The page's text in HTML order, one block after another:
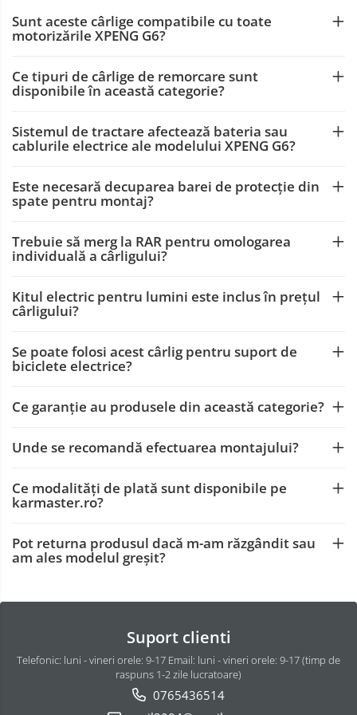
Carlige Land Rover
Carlige MAN
Carlige Mazda
Carlige MG
Carlige Mitsubishi
Carlige Omoda
Carlige Peugeot
Carlige Plymouth
Carlige Polestar
Carlige Porsche
Carlige Seat
Carlige Skoda
Carlige Subaru
Carlige Tesla
Carlige Toyota
Carlige Xpeng G6
Sunt aceste cârlige compatibile cu toate
motorizările XPENG G6?
Ce tipuri de cârlige de remorcare sunt
disponibile în această categorie?
Sistemul de tractare afectează bateria sau
cablurile electrice ale modelului XPENG G6?
Este necesară decuparea barei de protecție din
spate pentru montaj?
Trebuie să merg la RAR pentru omologarea
individuală a cârligului?
Kitul electric pentru lumini este inclus în prețul
cârligului?
Se poate folosi acest cârlig pentru suport de
biciclete electrice?
Ce garanție au produsele din această categorie?
Unde se recomandă efectuarea montajului?
Ce modalități de plată sunt disponibile pe
karmaster.ro?
Pot returna produsul dacă m-am răzgândit sau
am ales modelul greșit?
Suport clienti
Telefonic: luni - vineri orele: 9-17 Email: luni - vineri orele: 9-17 (timp de
raspuns 1-2 zile lucratoare)
0765436514